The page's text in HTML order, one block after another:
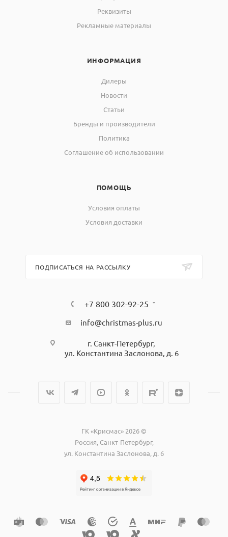
Реквизиты
Рекламные материалы
ИНФОРМАЦИЯ
Дилеры
Новости
Статьи
Бренды и производители
Политика
Соглашение об использовании
ПОМОЩЬ
Условия оплаты
Условия доставки
ПОДПИСАТЬСЯ НА РАССЫЛКУ
+7 800 302-92-25
info@christmas-plus.ru
г. Санкт-Петербург,
ул. Константина Заслонова, д. 6
ГК «Крисмас» 2026 ©
Россия, Санкт-Петербург,
ул. Константина Заслонова, д. 6